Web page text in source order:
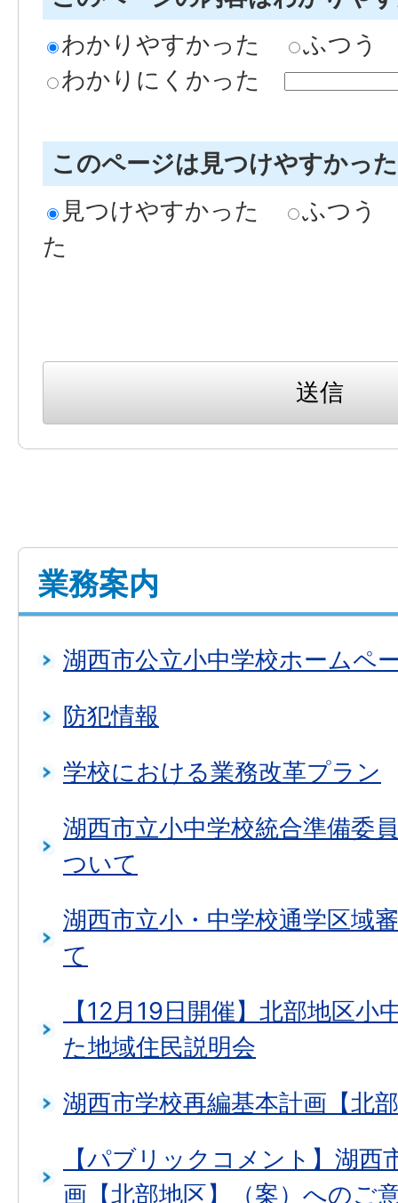
わかりやすかった
ふつう
わかりにくかった
このページは見つけやすかっ
見つけやすかった
ふつう
た
業務案内
湖西市公立小中学校ホームペ
防犯情報
学校における業務改革プラン
湖西市立小中学校統合準備委
ついて
湖西市立小・中学校通学区域
て
【12月19日開催】北部地区小
た地域住民説明会
湖西市学校再編基本計画【北
【パブリックコメント】湖西
画【北部地区】（案）へのご